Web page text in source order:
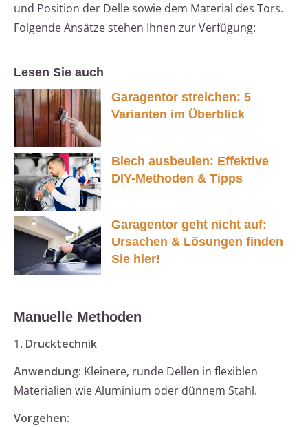
und Position der Delle sowie dem Material des Tors.
Folgende Ansätze stehen Ihnen zur Verfügung:
Lesen Sie auch
Garagentor streichen: 5
Varianten im Überblick
Blech ausbeulen: Effektive
DIY-Methoden & Tipps
Garagentor geht nicht auf:
Ursachen & Lösungen finden
Sie hier!
Manuelle Methoden
1. Drucktechnik
Anwendung: Kleinere, runde Dellen in flexiblen
Materialien wie Aluminium oder dünnem Stahl.
Vorgehen: